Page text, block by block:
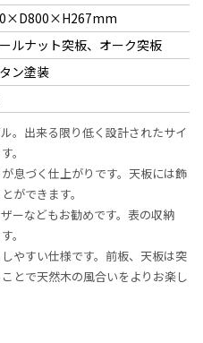
ルナット突板、オーク突板
ン塗装
。出来る限り低く設計されたサイ
。
息づく仕上がりです。天板には飾
ができます。
ーなどもお勧めです。表の収納
。
やすい仕様です。前板、天板は突
とで天然木の風合いをよりお楽し